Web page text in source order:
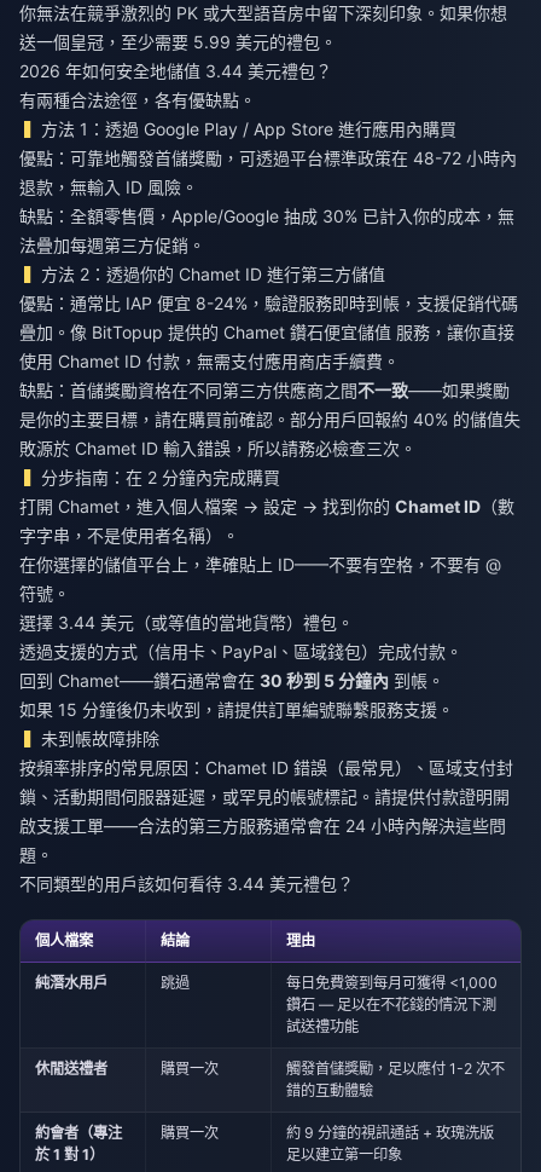
你無法在競爭激烈的 PK 或大型語音房中留下深刻印象。如果你想
送一個皇冠，至少需要 5.99 美元的禮包。
2026 年如何安全地儲值 3.44 美元禮包？
有兩種合法途徑，各有優缺點。
方法 1：透過 Google Play / App Store 進行應用內購買
優點：可靠地觸發首儲獎勵，可透過平台標準政策在 48-72 小時內
退款，無輸入 ID 風險。
缺點：全額零售價，Apple/Google 抽成 30% 已計入你的成本，無
法疊加每週第三方促銷。
方法 2：透過你的 Chamet ID 進行第三方儲值
優點：通常比 IAP 便宜 8-24%，驗證服務即時到帳，支援促銷代碼
疊加。像 BitTopup 提供的 Chamet 鑽石便宜儲值 服務，讓你直接
使用 Chamet ID 付款，無需支付應用商店手續費。
缺點：首儲獎勵資格在不同第三方供應商之間不一致——如果獎勵
是你的主要目標，請在購買前確認。部分用戶回報約 40% 的儲值失
敗源於 Chamet ID 輸入錯誤，所以請務必檢查三次。
分步指南：在 2 分鐘內完成購買
打開 Chamet，進入個人檔案 → 設定 → 找到你的 Chamet ID （數
字字串，不是使用者名稱）。
在你選擇的儲值平台上，準確貼上 ID——不要有空格，不要有 @
符號。
選擇 3.44 美元（或等值的當地貨幣）禮包。
透過支援的方式（信用卡、PayPal、區域錢包）完成付款。
回到 Chamet——鑽石通常會在 30 秒到 5 分鐘內 到帳。
如果 15 分鐘後仍未收到，請提供訂單編號聯繫服務支援。
未到帳故障排除
按頻率排序的常見原因：Chamet ID 錯誤（最常見）、區域支付封
鎖、活動期間伺服器延遲，或罕見的帳號標記。請提供付款證明開
啟支援工單——合法的第三方服務通常會在 24 小時內解決這些問
題。
不同類型的用戶該如何看待 3.44 美元禮包？
個人檔案 結論 理由
純潛水用戶 跳過
每日免費簽到每月可獲得 <1,000
鑽石 — 足以在不花錢的情況下測
試送禮功能
休閒送禮者 購買一次
觸發首儲獎勵，足以應付 1-2 次不
錯的互動體驗
約會者（專注
於 1 對 1）
購買一次
約 9 分鐘的視訊通話 + 玫瑰洗版
足以建立第一印象